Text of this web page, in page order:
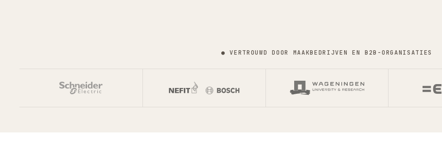
● VERTROUWD DOOR MAAKBEDRIJVEN EN B2B-ORGANISATIES